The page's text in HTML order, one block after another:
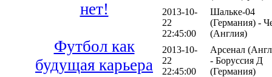
нет!
Футбол как
будущая карьера
2013-10-
22
22:45:00
Шальке-04
(Германия) -
(Англия)
2013-10-
22
22:45:00
Арсенал
- Боруссия Д
(Германия)